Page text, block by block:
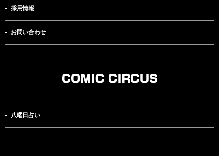
採用情報
お問い合わせ
八曜日占い